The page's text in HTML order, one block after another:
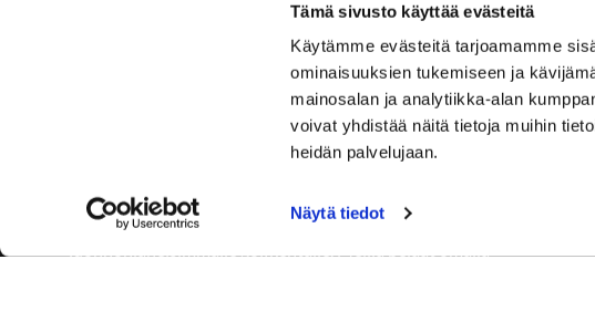
Tämä sivusto käyttää evästeitä
Käytämme evästeitä tarjoamamme
ominaisuuksien tukemiseen ja
mainosalan ja analytiikka-alan
voivat yhdistää näitä tietoja muihin
heidän palvelujaan.
Näytä tiedot
Tervetuloa Hartola Golfiin, Suomen ystävällisimmälle ja